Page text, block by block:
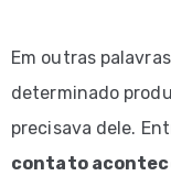
Em outras
determinado
precisava dele.
contato